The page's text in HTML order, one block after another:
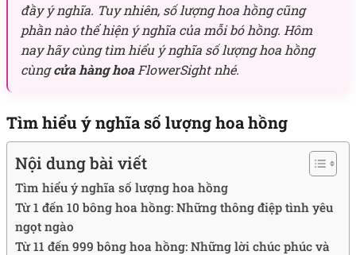
đầy ý nghĩa. Tuy nhiên, số lượng hoa hồng cũng
phần nào thể hiện ý nghĩa của mỗi bó hồng. Hôm
nay hãy cùng tìm hiểu ý nghĩa số lượng hoa hồng
cùngcửa hàng hoaFlowerSight nhé.
Tìm hiểu ý nghĩa số lượng hoa hồng
Nội dung bài viết
Tìm hiểu ý nghĩa số lượng hoa hồng
Từ 1 đến 10 bông hoa hồng: Những thông điệp tình yêu
ngọt ngào
Từ 11 đến 999 bông hoa hồng: Những lời chúc phúc và